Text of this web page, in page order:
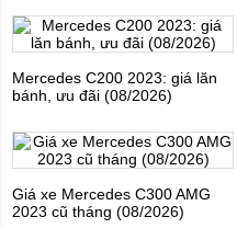
Mercedes C200 2023: giá lăn
bánh, ưu đãi (08/2026)
Giá xe Mercedes C300 AMG
2023 cũ tháng (08/2026)